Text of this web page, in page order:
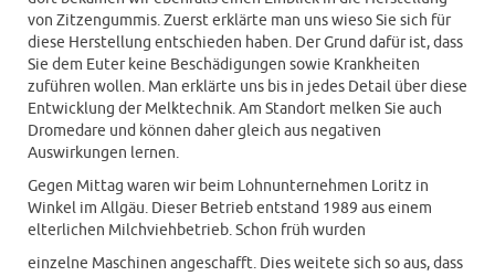
von Zitzengummis. Zuerst erklärte man uns wieso Sie sich für
diese Herstellung entschieden haben. Der Grund dafür ist, dass
Sie dem Euter keine Beschädigungen sowie Krankheiten
zuführen wollen. Man erklärte uns bis in jedes Detail über diese
Entwicklung der Melktechnik. Am Standort melken Sie auch
Dromedare und können daher gleich aus negativen
Auswirkungen lernen.
Gegen Mittag waren wir beim Lohnunternehmen Loritz in
Winkel im Allgäu. Dieser Betrieb entstand 1989 aus einem
elterlichen Milchviehbetrieb. Schon früh wurden
einzelne Maschinen angeschafft. Dies weitete sich so aus, dass